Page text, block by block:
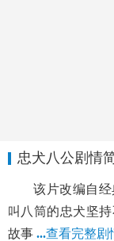
忠犬八公剧情
该片改编自
叫八筒的忠犬坚
故事 ...查看完整剧